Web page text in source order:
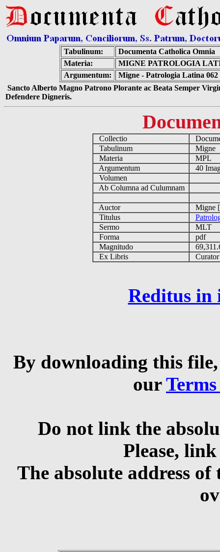
Tabulinum:
Documenta Catholica Omnia
Materia:
MIGNE PATROLOGIA
Argumentum:
Migne - Patrologia Latina
Sancto Alberto Magno Patrono Plorante ac Beata Semper
Defendere Digneris.
Collectio
Tabulinum
Migne
Materia
MPL
Argumentum
40
Volumen
Ab Columna ad Culumnam
Auctor
Migne
Titulus
Sermo
MLT
Forma
pdf
Magnitudo
Ex Libris
Curator
Reditus in
By downloading this
our
Do not link the
Please,
The absolute address